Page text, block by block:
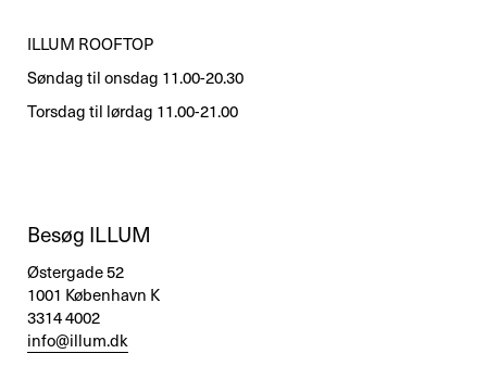
ILLUM ROOFTOP
Søndag til onsdag 11.00-20.30
Torsdag til lørdag 11.00-21.00
Besøg ILLUM
Østergade 52
1001 København K
3314 4002
info@illum.dk